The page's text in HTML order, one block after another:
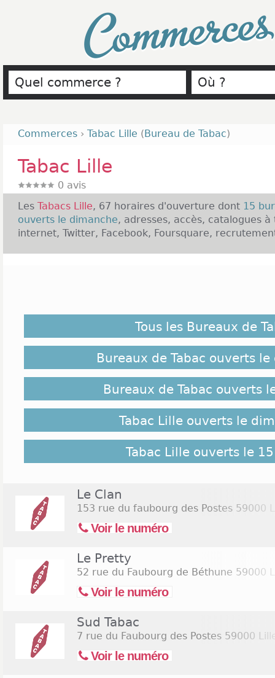
Commerces › Tabac Lille (Bureau de Tabac)
Tabac Lille
0 avis
Les Tabacs Lille, 67 horaires d'ouverture dont 15
ouverts le dimanche, adresses, accès, catalogues
internet, Twitter, Facebook, Foursquare,
pièces justificatives. Il faut en outre que le
banque. Les tabacs de Lille font partie intégrante
ville depuis plus d’une décennie. En un sens
ceux qui aiment les petits commerces de proximité
Implantation des Tabacs Lille :
Sur ce site web, vous noterez que les
plus fréquentés sont souvent localisées dans les
autres Lille sud et ses 20 000 habitants
ainsi que le complexe du Lille Grand Palais. La
beaucoup de manifestations dispose aussi de
Jours et Horaires d'ouverture Tabac Lille :
même un certain écart d’horaire en fonction des
non loin de la gare sont habituellement très
semblent parfois trainer un peu le pied. Certains
ouverts dimanche. D’autres sont ouverts la nuit.
Consultez la liste des bureaux de tabac en bas de
de tabac ouverts le dimanche 9 août 2026ou
(Assomption).
Tous les Bureaux de
Bureaux de Tabac ouverts
Bureaux de Tabac ouverts
Tabac Lille ouverts le
Tabac Lille ouverts le
Le Clan
153 rue du faubourg des Postes 59000
Voir le numéro
Le Pretty
52 rue du Faubourg de Béthune 59000
Voir le numéro
Sud Tabac
7 rue du Faubourg des Postes 59000
Voir le numéro